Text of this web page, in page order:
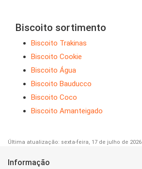
Biscoito sortimento
Biscoito Trakinas
Biscoito Cookie
Biscoito Água
Biscoito Bauducco
Biscoito Coco
Biscoito Amanteigado
Última atualização: sexta-feira, 17 de julho de 2026
Informação